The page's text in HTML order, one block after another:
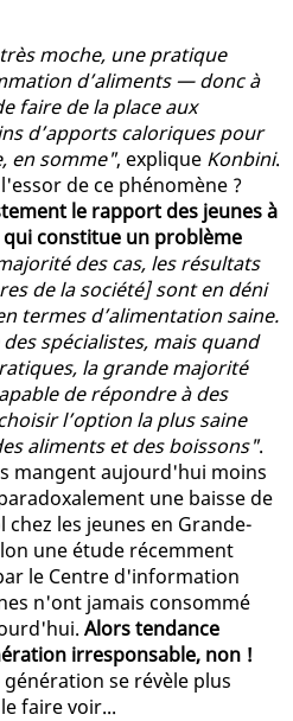
moche, une pratique
d’aliments — donc à
faire de la place aux
d’apports caloriques pour
en somme", explique Konbini.
de ce phénomène ?
le rapport des jeunes à
constitue un problème
des cas, les résultats
de la société] sont en déni
termes d’alimentation saine.
spécialistes, mais quand
la grande majorité
de répondre à des
l’option la plus saine
aliments et des boissons".
mangent aujourd'hui moins
une baisse de
les jeunes en Grande-
une étude récemment
le Centre d'information
n'ont jamais consommé
Alors tendance
irresponsable, non !
se révèle plus
faire voir...